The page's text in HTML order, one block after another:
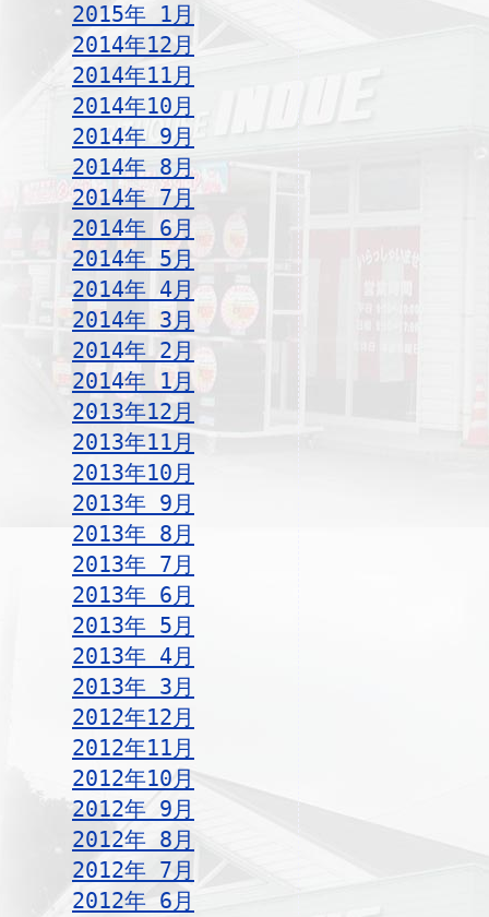
2015年 1月
2014年12月
2014年11月
2014年10月
2014年 9月
2014年 8月
2014年 7月
2014年 6月
2014年 5月
2014年 4月
2014年 3月
2014年 2月
2014年 1月
2013年12月
2013年11月
2013年10月
2013年 9月
2013年 8月
2013年 7月
2013年 6月
2013年 5月
2013年 4月
2013年 3月
2012年12月
2012年11月
2012年10月
2012年 9月
2012年 8月
2012年 7月
2012年 6月